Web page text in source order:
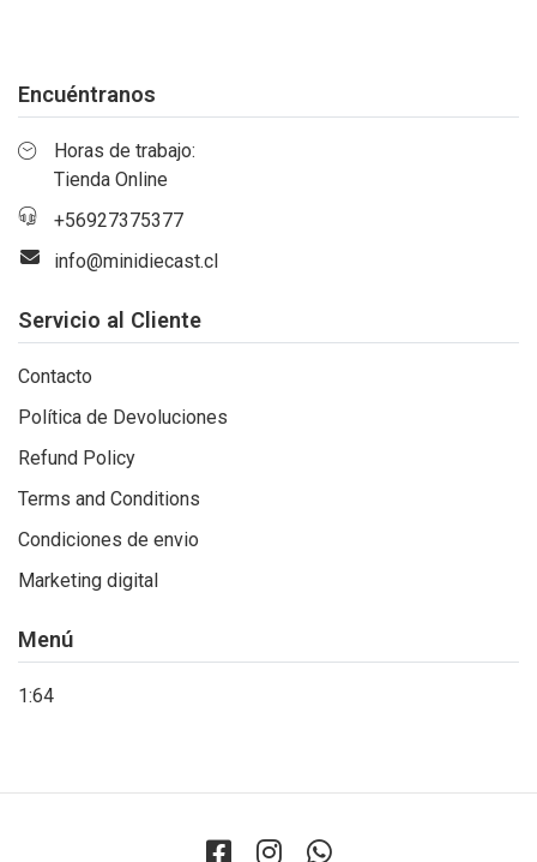
Encuéntranos
Horas de trabajo:
Tienda Online
+56927375377
info@minidiecast.cl
Servicio al Cliente
Contacto
Política de Devoluciones
Refund Policy
Terms and Conditions
Condiciones de envio
Marketing digital
Menú
1:64